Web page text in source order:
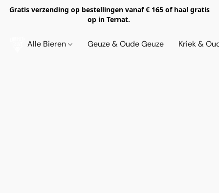
Gratis verzending op bestellingen vanaf € 165 of haal gratis
op in Ternat.
Alle Bieren Geuze & Oude Geuze Kriek &